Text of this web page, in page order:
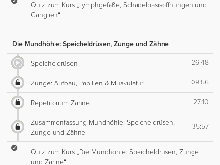
Quiz zum Kurs „Lymphgefäße, Schädelbasisöffnungen und
Ganglien“
Die Mundhöhle: Speicheldrüsen, Zunge und Zähne
Speicheldrüsen 26:48
Zunge: Aufbau, Papillen & Muskulatur 09:56
Repetitorium Zähne 27:10
Zusammenfassung Mundhöhle: Speicheldrüsen,
Zunge und Zähne
35:57
Quiz zum Kurs „Die Mundhöhle: Speicheldrüsen, Zunge
und Zähne“